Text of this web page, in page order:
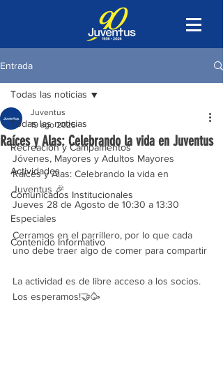
Entrada
Todas las noticias
Recreación y Campamentos
Actividades
Comunicados Institucionales
Especiales
Contenido Informativo
Todas las noticias
Raíces y Alas: Celebrando la vida en Juventus
Juventus
19 ago 2025
Jóvenes, Mayores y Adultos Mayores
Raíces y Alas: Celebrando la vida en
Juventus 🎉
Jueves 28 de Agosto de 10:30 a 13:30
Cerramos en el parrillero, por lo que cada
uno debe traer algo de comer para compartir
La actividad es de libre acceso a los socios.
Los esperamos!🤝🥳